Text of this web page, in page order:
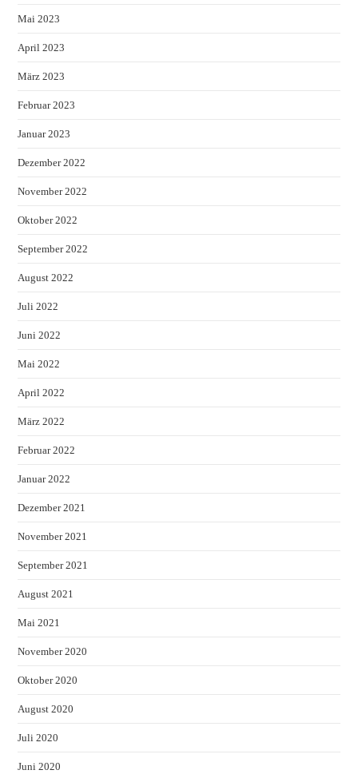
Mai 2023
April 2023
März 2023
Februar 2023
Januar 2023
Dezember 2022
November 2022
Oktober 2022
September 2022
August 2022
Juli 2022
Juni 2022
Mai 2022
April 2022
März 2022
Februar 2022
Januar 2022
Dezember 2021
November 2021
September 2021
August 2021
Mai 2021
November 2020
Oktober 2020
August 2020
Juli 2020
Juni 2020